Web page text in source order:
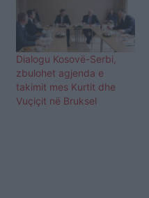
Dialogu Kosovë-Serbi,
zbulohet agjenda e
takimit mes Kurtit dhe
Vuçiçit në Bruksel